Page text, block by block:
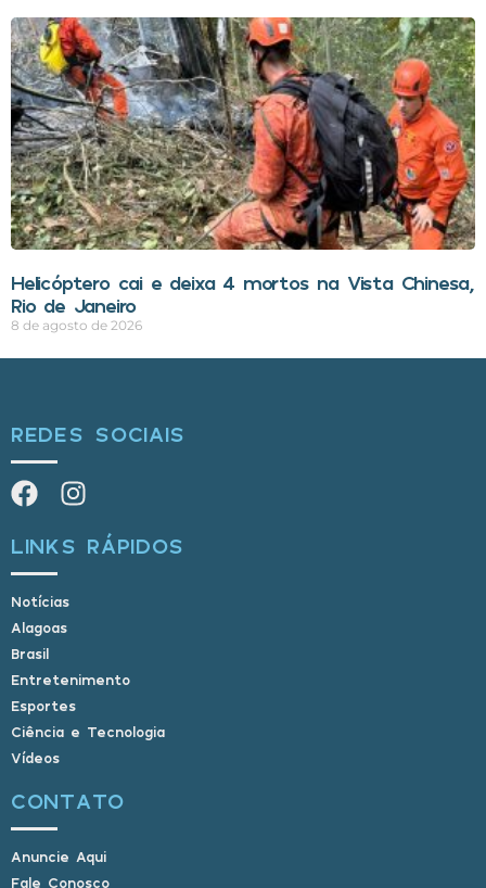
Helicóptero cai e deixa 4 mortos na Vista Chinesa,
Rio de Janeiro
8 de agosto de 2026
REDES SOCIAIS
LINKS RÁPIDOS
Notícias
Alagoas
Brasil
Entretenimento
Esportes
Ciência e Tecnologia
Vídeos
CONTATO
Anuncie Aqui
Fale Conosco